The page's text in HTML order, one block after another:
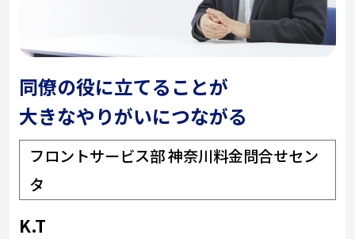
同僚の役に立てることが
大きなやりがいにつながる
フロントサービス部 神奈川料金問合せセン
タ
K.T